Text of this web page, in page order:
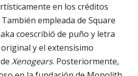
en los créditos
También empleada de Square
coescribió de puño y letra
y el extensísimo
Xenogears. Posteriormente,